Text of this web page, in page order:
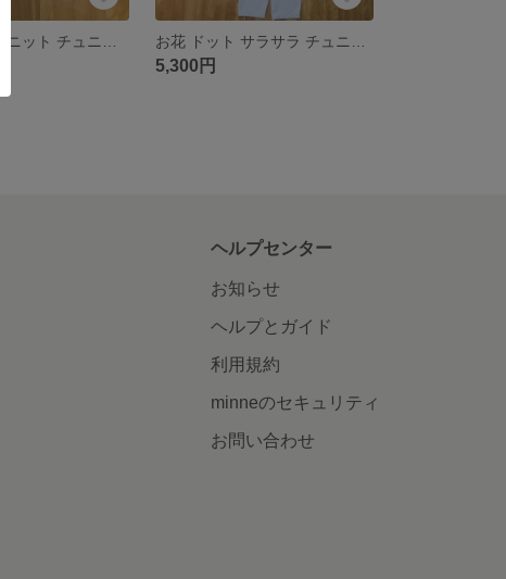
5,300円
ヘルプセンター
お知らせ
ヘルプとガイド
利用規約
minneのセキュリティ
お問い合わせ